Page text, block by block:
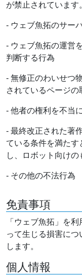
が禁止されています
- ウェブ魚拓のサー
- ウェブ魚拓の運営
判断する行為
- 無修正のわいせつ
されているページの
- 他者の権利を不当
- 最終改正された著
ている条件を満た
し、ロボット向け
- その他の不法行為
免責事項
「ウェブ魚拓」を
って生じる損害に
します。
個人情報